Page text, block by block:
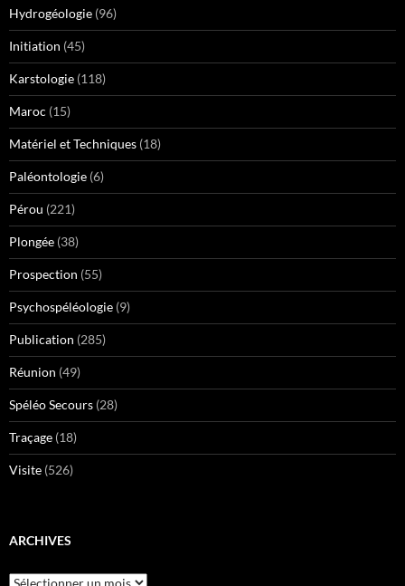
Hydrogéologie (96)
Initiation (45)
Karstologie (118)
Maroc (15)
Matériel et Techniques (18)
Paléontologie (6)
Pérou (221)
Plongée (38)
Prospection (55)
Psychospéléologie (9)
Publication (285)
Réunion (49)
Spéléo Secours (28)
Traçage (18)
Visite (526)
ARCHIVES
Archives